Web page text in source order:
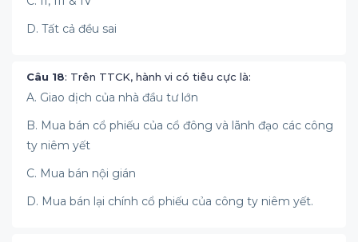
D. Tất cả đều sai
Câu 18: Trên TTCK, hành vi có tiêu cực là:
A. Giao dịch của nhà đầu tư lớn
B. Mua bán cổ phiếu của cổ đông và lãnh đạo các công
ty niêm yết
C. Mua bán nội gián
D. Mua bán lại chính cổ phiếu của công ty niêm yết.